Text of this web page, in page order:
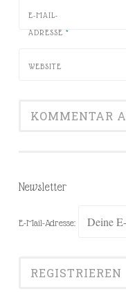
E-MAIL-
ADRESSE *
WEBSITE
Newsletter
E-Mail-Adresse: